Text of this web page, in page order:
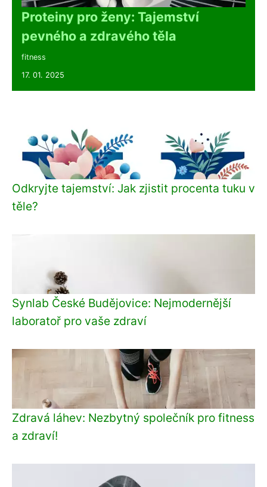
Proteiny pro ženy: Tajemství
pevného a zdravého těla
fitness
17. 01. 2025
Odkryjte tajemství: Jak zjistit procenta tuku v
těle?
Synlab České Budějovice: Nejmodernější
laboratoř pro vaše zdraví
Zdravá láhev: Nezbytný společník pro fitness
a zdraví!